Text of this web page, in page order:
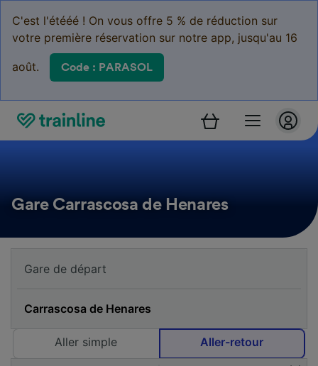
C'est l'étééé ! On vous offre 5 % de réduction sur
votre première réservation sur notre app, jusqu'au 16
août. Code : PARASOL
Gare Carrascosa de Henares
Aller simple Aller-retour